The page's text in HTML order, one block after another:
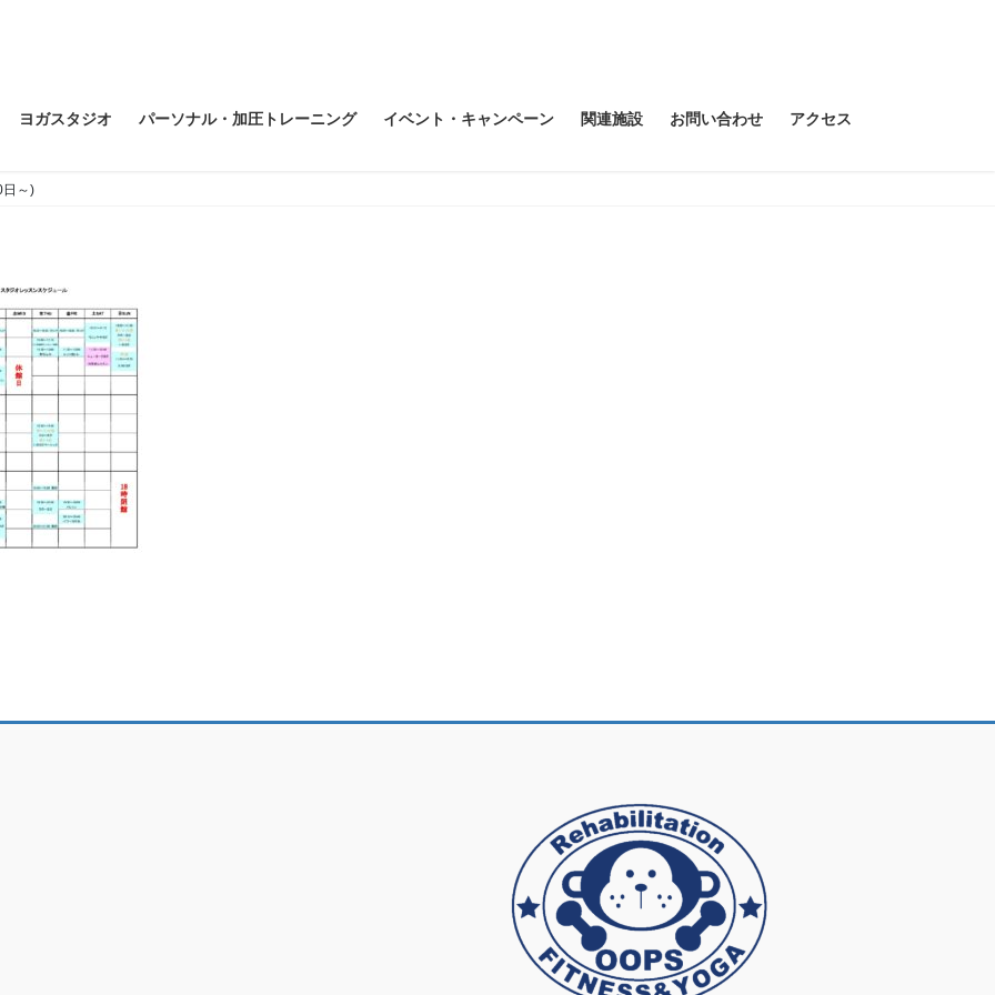
ヨガスタジオ パーソナル・加圧トレーニング イベント・キャンペーン 関連施設 お問い合わせ アクセス
日～)